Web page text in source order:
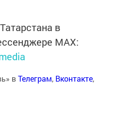
в
MАХ:
вТелеграм, Вконтакте,